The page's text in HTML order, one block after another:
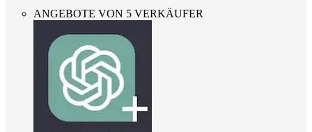
ANGEBOTE VON 5 VERKÄUFER